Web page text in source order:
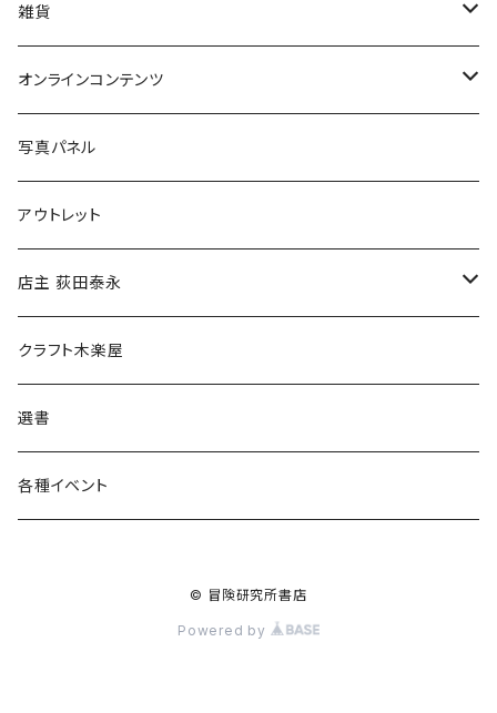
美術
POLEWARDS
Tシャツ
雑貨
バッグ
ブックカバー
マグカップ
傘
食料品
その他
オンラインコンテンツ
冒険クロストーク
写真パネル
アウトレット
店主 荻田泰永
書籍
ウェア
クラフト木楽屋
選書
各種イベント
© 冒険研究所書店
Powered by